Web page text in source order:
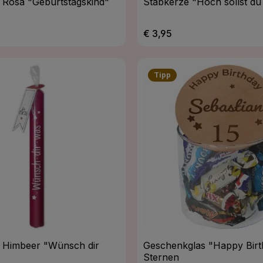
Regulärer Preis:
€ 3,95
"Wünsch dir
Tipp
Geschenkglas "Happy
Sternen